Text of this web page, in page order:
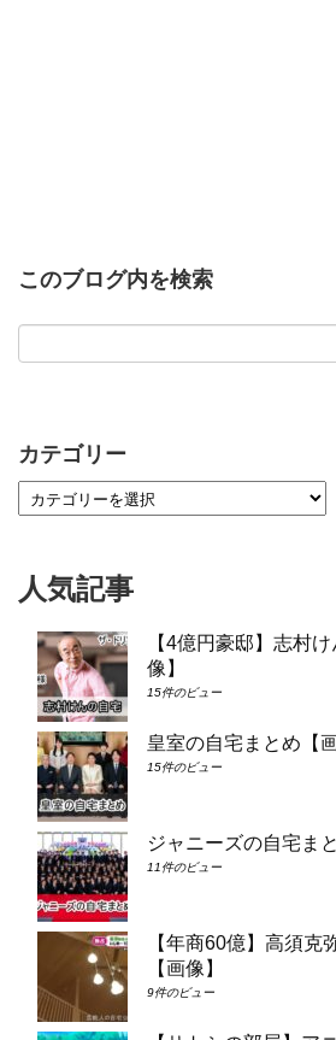
このブログ内を検索
カテゴリー
人気記事
【4億円豪邸】志村
像】
15件のビュー
皇室の自宅まとめ【画
15件のビュー
ジャニーズの自宅ま
11件のビュー
【年商60億】高須克
【画像】
9件のビュー